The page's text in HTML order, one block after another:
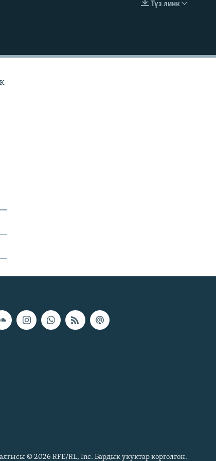
EMBED
Түз линк
© 2026 RFE/RL, Inc. Бардык укуктар корголгон.